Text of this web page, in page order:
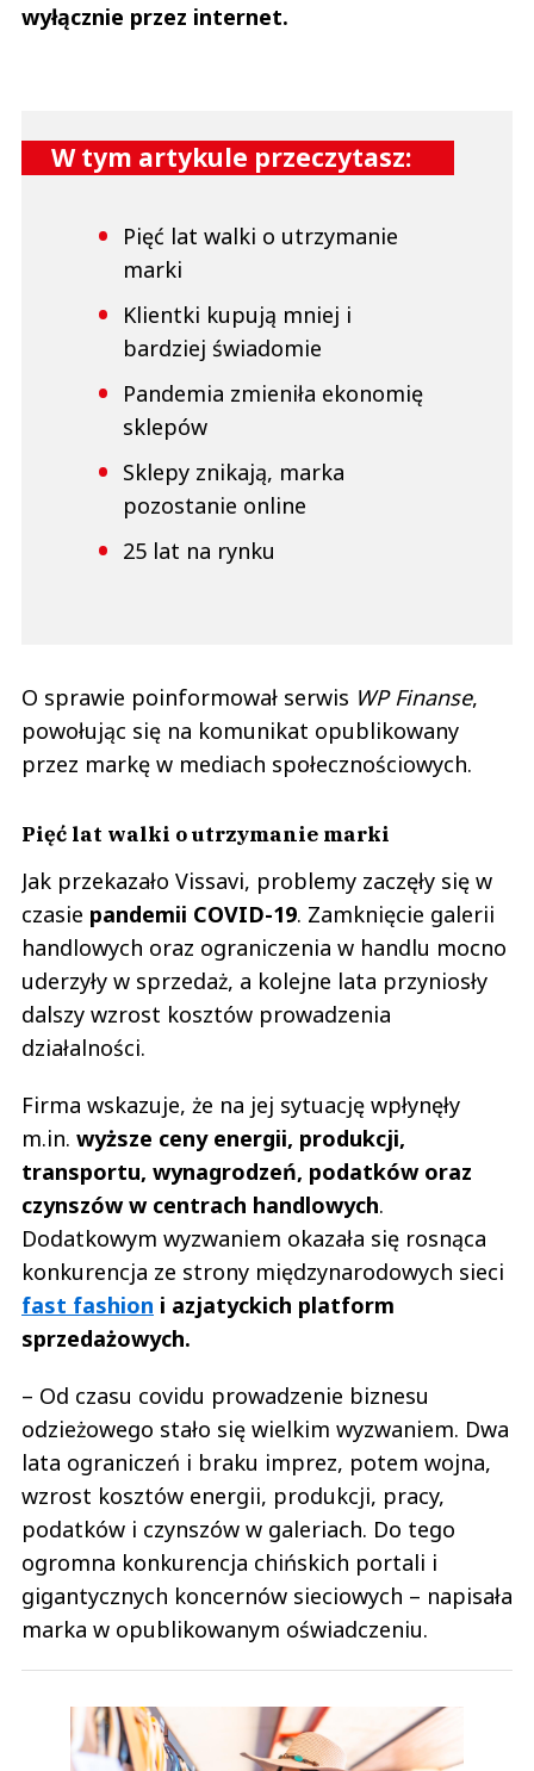
wyłącznie przez internet.
W tym artykule przeczytasz:
Pięć lat walki o utrzymanie
marki
Klientki kupują mniej i
bardziej świadomie
Pandemia zmieniła ekonomię
sklepów
Sklepy znikają, marka
pozostanie online
25 lat na rynku
O sprawie poinformował serwis WP Finanse,
powołując się na komunikat opublikowany
przez markę w mediach społecznościowych.
Pięć lat walki o utrzymanie marki
Jak przekazało Vissavi, problemy zaczęły się w
czasie pandemii COVID-19. Zamknięcie galerii
handlowych oraz ograniczenia w handlu mocno
uderzyły w sprzedaż, a kolejne lata przyniosły
dalszy wzrost kosztów prowadzenia
działalności.
Firma wskazuje, że na jej sytuację wpłynęły
m.in. wyższe ceny energii, produkcji,
transportu, wynagrodzeń, podatków oraz
czynszów w centrach handlowych.
Dodatkowym wyzwaniem okazała się rosnąca
konkurencja ze strony międzynarodowych sieci
fast fashion i azjatyckich platform
sprzedażowych.
– Od czasu covidu prowadzenie biznesu
odzieżowego stało się wielkim wyzwaniem. Dwa
lata ograniczeń i braku imprez, potem wojna,
wzrost kosztów energii, produkcji, pracy,
podatków i czynszów w galeriach. Do tego
ogromna konkurencja chińskich portali i
gigantycznych koncernów sieciowych – napisała
marka w opublikowanym oświadczeniu.